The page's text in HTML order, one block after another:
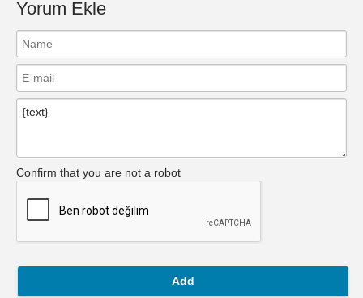
Yorum Ekle
Confirm that you are not a robot
Add